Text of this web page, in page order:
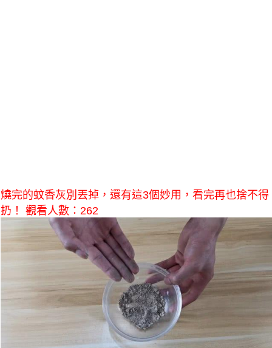
燒完的蚊香灰別丟掉，還有這3個妙用，看完再也捨不得
扔！ 觀看人數：262